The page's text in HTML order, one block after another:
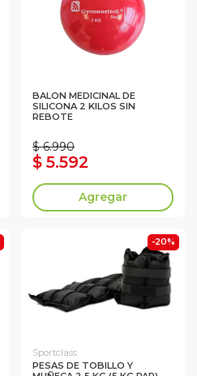
BALON MEDICINAL DE
SILICONA 2 KILOS SIN
REBOTE
$ 6.990
$ 5.592
Agregar
-20%
Sportclass
PESAS DE TOBILLO Y